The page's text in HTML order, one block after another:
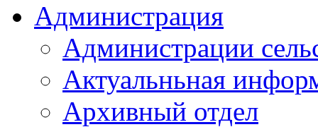
Администрация
Администрации
Актуальньная
Архивный отдел